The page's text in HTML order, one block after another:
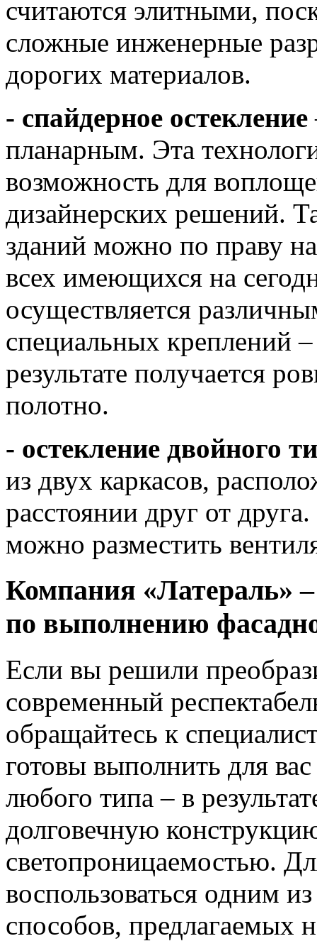
считаются элитными,
сложные инженерные
дорогих материалов.
- спайдерное остекление
планарным. Эта
возможность для
дизайнерских решений.
зданий можно по праву
всех имеющихся на
осуществляется
специальных креплений
результате получается
полотно.
- остекление двойного
из двух каркасов,
расстоянии друг от
можно разместить
Компания «Латераль»
по выполнению
Если вы решили
современный
обращайтесь к
готовы выполнить для
любого типа – в
долговечную
светопроницаемостью.
воспользоваться одним
способов, предлагаемых